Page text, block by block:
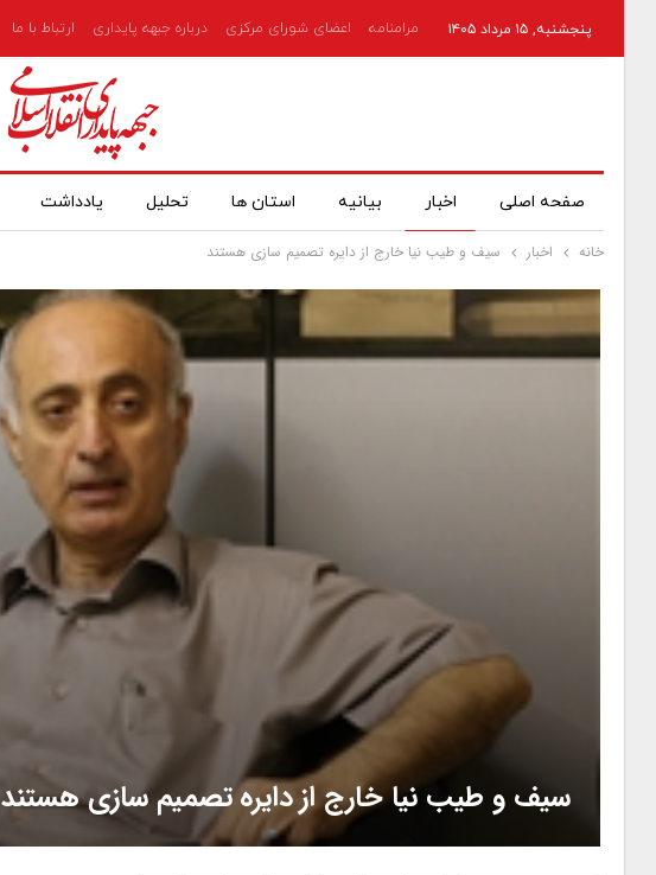
پنجشنبه, ۱۵ مرداد ۱۴۰۵ مرامنامه اعضای شورای مرکزی درباره جبهه پایداری ارتباط با ما
صفحه اصلی اخبار بیانیه استان ها تحلیل یادداشت
خانه اخبار سیف و طیب نیا خارج از دایره تصمیم سازی هستند
سیف و طیب نیا خارج از دایره تصمیم سازی هستند